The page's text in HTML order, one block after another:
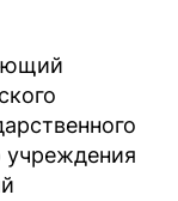
учреждения